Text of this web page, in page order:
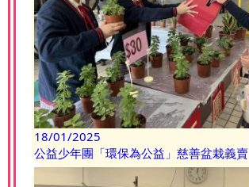
18/01/2025
公益少年團「環保為公益」慈善盆栽義賣